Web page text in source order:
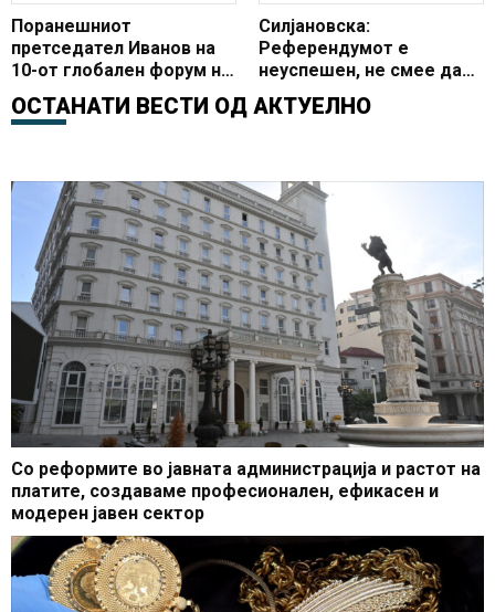
Поранешниот
претседател Иванов на
10-от глобален форум на
Алијансата на
цивилизациите на ОН во
Силјановска:
Референдумот е
неуспешен, не смее да
се толерира тиранијата
на 80-те пратеници
ОСТАНАТИ ВЕСТИ ОД АКТУЕЛНО
Со реформите во јавната администрација и растот на
платите, создаваме професионален, ефикасен и
модерен јавен сектор